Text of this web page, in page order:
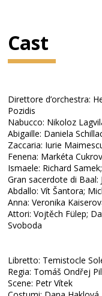
Cast
Direttore d’orchestra:
Pozidis
Nabucco: Nikoloz
Abigaille: Daniela
Zaccaria: Iurie
Fenena: Markéta
Ismaele: Richard
Gran sacerdote di Baal:
Abdallo: Vít Šantora;
Anna: Veronika
Attori: Vojtěch Fülep;
Svoboda
Libretto: Temistocle
Regia: Tomáš Ondřej
Scene: Petr Vítek